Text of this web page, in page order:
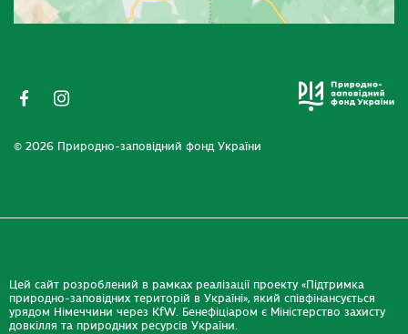
© 2026 Природно-заповідний фонд України
Цей сайт розроблений в рамках реалізації проекту «Підтримка
природно-заповідних територій в Україні», який співфінансується
урядом Німеччини через KfW. Бенефіціаром є Міністерство захисту
довкілля та природних ресурсів України.